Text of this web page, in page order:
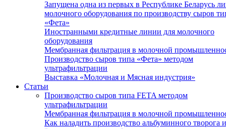
Запущена одна из первых в Республике Беларусь
молочного оборудования по производству сыров
«Фета»
Иностранными кредитные линии для молочного
оборудования
Мембранная фильтрация в молочной
Производство сыров типа «Фета» методом
ультрафильтрации
Выставка «Молочная и Мясная индустрия»
Статьи
Производство сыров типа FETA методом
ультрафильтрации
Мембранная фильтрация в молочной
Как наладить производство альбуминного творога